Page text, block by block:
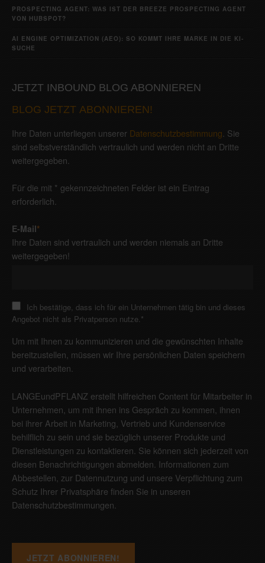
PROSPECTING AGENT: WAS IST DER BREEZE PROSPECTING AGENT
VON HUBSPOT?
AI ENGINE OPTIMIZATION (AEO): SO KOMMT IHRE MARKE IN DIE KI-
SUCHE
JETZT INBOUND BLOG ABONNIEREN
BLOG JETZT ABONNIEREN!
Ihre Daten unterliegen unserer Datenschutzbestimmung. Sie
sind selbstverständlich vertraulich und werden nicht an Dritte
weitergegeben.
Für die mit * gekennzeichneten Felder ist ein Eintrag
erforderlich.
E-Mail*
Ihre Daten sind vertraulich und werden niemals an Dritte
weitergegeben!
Ich bestätige, dass ich für ein Unternehmen tätig bin und dieses
Angebot nicht als Privatperson nutze.*
Um mit Ihnen zu kommunizieren und die gewünschten Inhalte
bereitzustellen, müssen wir Ihre persönlichen Daten speichern
und verarbeiten.
LANGEundPFLANZ erstellt hilfreichen Content für Mitarbeiter in
Unternehmen, um mit ihnen ins Gespräch zu kommen, ihnen
bei ihrer Arbeit in Marketing, Vertrieb und Kundenservice
behilflich zu sein und sie bezüglich unserer Produkte und
Dienstleistungen zu kontaktieren. Sie können sich jederzeit von
diesen Benachrichtigungen abmelden. Informationen zum
Abbestellen, zur Datennutzung und unsere Verpflichtung zum
Schutz Ihrer Privatsphäre finden Sie in unseren
Datenschutzbestimmungen